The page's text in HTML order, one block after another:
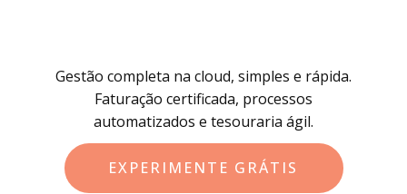
Gestão completa na cloud, simples e rápida.
Faturação certificada, processos
automatizados e tesouraria ágil.
EXPERIMENTE GRÁTIS